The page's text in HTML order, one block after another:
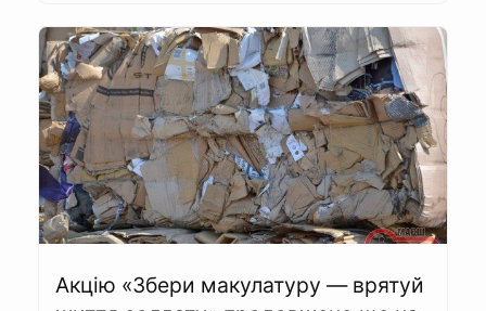
Акцію «Збери макулатуру — врятуй